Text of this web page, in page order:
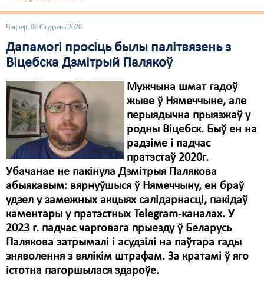
Чацвер, 08 Студзень 2026
Дапамогі просіць былы палітвязень з
Віцебска Дзмітрый Палякоў
Мужчына шмат гадоў
жыве ў Нямеччыне, але
перыядычна прыязжаў у
родны Віцебск. Быў ен на
радзіме і падчас
пратэстаў 2020г.
Убачанае не пакінула Дзмітрыя Палякова
абыякавым: вярнуўшыся ў Нямеччыну, ен браў
удзел у замежных акцыях салідарнасці, пакідаў
каментары у пратэстных Telegram-каналах. У
2023 г. падчас чарговага прыезду ў Беларусь
Палякова затрымалі і асудзілі на паўтара гады
зняволення з вялікім штрафам. За кратамі ў яго
істотна пагоршылася здароўе.